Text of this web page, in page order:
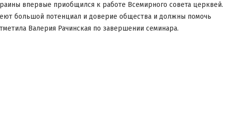
впервые приобщился к работе Всемирного совета церквей.
большой потенциал и доверие общества и должны помочь
Валерия Рачинская по завершении семинара.